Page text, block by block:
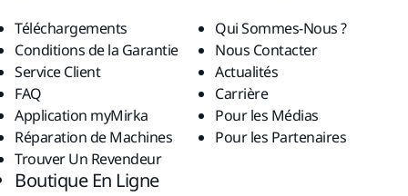
Téléchargements
Conditions de la Garantie
Service Client
FAQ
Application myMirka
Réparation de Machines
Trouver Un Revendeur
Qui Sommes-Nous ?
Nous Contacter
Actualités
Carrière
Pour les Médias
Pour les Partenaires
Boutique En Ligne